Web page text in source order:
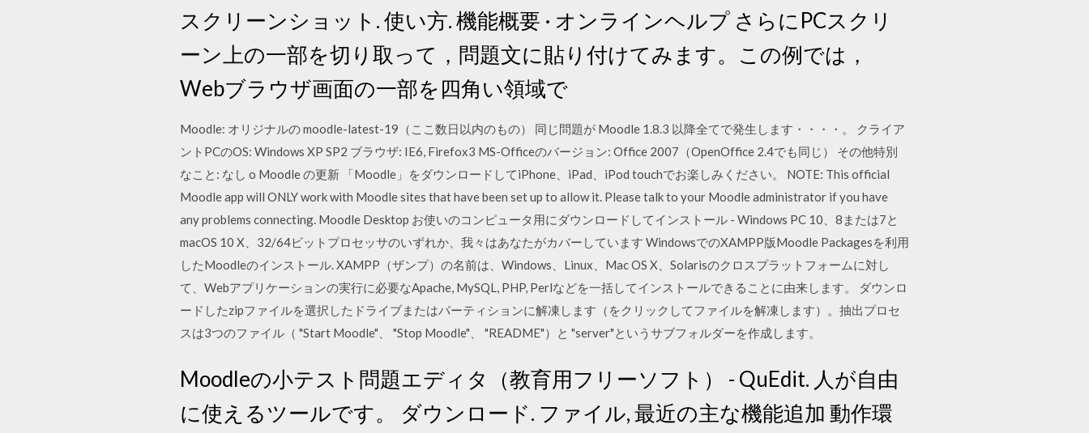
スクリーンショット. 使い方. 機能概要 · オンラインヘルプ さらにPCスクリ
ーン上の一部を切り取って，問題文に貼り付けてみます。この例では，
Webブラウザ画面の一部を四角い領域で
Moodle: オリジナルの moodle-latest-19（ここ数日以内のもの） 同じ問題が Moodle 1.8.3 以降全てで発生します・・・・。 クライア
ントPCのOS: Windows XP SP2 ブラウザ: IE6, Firefox3 MS-Officeのバージョン: Office 2007（OpenOffice 2.4でも同じ） その他特別
なこと: なし o Moodle の更新 「Moodle」をダウンロードしてiPhone、iPad、iPod touchでお楽しみください。 ‎NOTE: This official
Moodle app will ONLY work with Moodle sites that have been set up to allow it. Please talk to your Moodle administrator if you have
any problems connecting. Moodle Desktop お使いのコンピュータ用にダウンロードしてインストール - Windows PC 10、8または7と
macOS 10 X、32/64ビットプロセッサのいずれか、我々はあなたがカバーしています WindowsでのXAMPP版Moodle Packagesを利用
したMoodleのインストール. XAMPP（ザンプ）の名前は、Windows、Linux、Mac OS X、Solarisのクロスプラットフォームに対し
て、Webアプリケーションの実行に必要なApache, MySQL, PHP, Perlなどを一括してインストールできることに由来します。 ダウンロ
ードしたzipファイルを選択したドライブまたはパーティションに解凍します（をクリックしてファイルを解凍します）。抽出プロセ
スは3つのファイル（ "Start Moodle"、 "Stop Moodle"、 "README"）と "server"というサブフォルダーを作成します。
Moodleの小テスト問題エディタ（教育用フリーソフト） - QuEdit. 人が自由
に使えるツールです。 ダウンロード. ファイル, 最近の主な機能追加 動作環